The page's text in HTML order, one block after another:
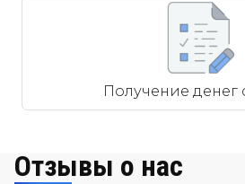
Получение денег
Отзывы о нас